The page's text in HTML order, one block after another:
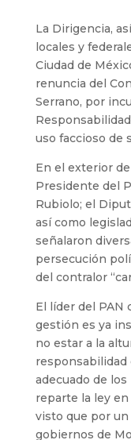
La Dirigencia,
locales y
Ciudad de
renuncia del
Serrano, por
uso faccioso de
En el exterior
Presidente del
Rubiolo; el
así como
señalaron
persecución
del contralor
El líder del PAN
gestión es ya
no estar a la
responsabilidad
adecuado de
reparte la ley
visto que por
gobiernos de